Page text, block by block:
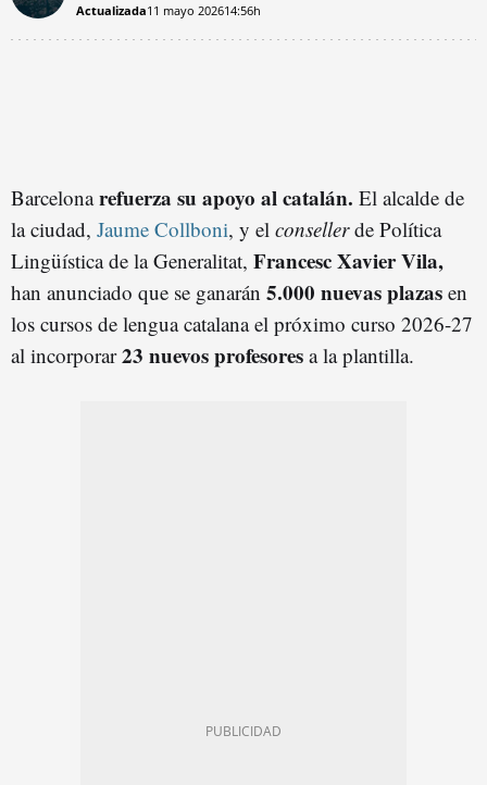
Actualizada11 mayo 202614:56h
Barcelonarefuerza su apoyo al catalán. El alcalde de
la ciudad, Jaume Collboni, y el consellerde Política
Lingüística de la Generalitat, Francesc Xavier Vila,
han anunciado que se ganarán 5.000 nuevas plazas en
los cursos de lengua catalana el próximo curso 2026-27
al incorporar23 nuevos profesores a la plantilla.